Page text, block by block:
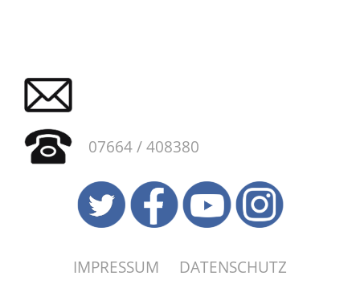
07664 / 408380
IMPRESSUM DATENSCHUTZ